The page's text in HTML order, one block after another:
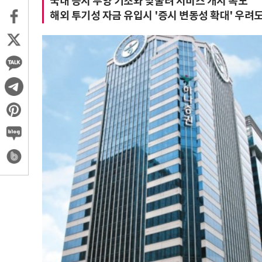
해외 투기성 자금 유입시 '증시 변동성 확대' 우려